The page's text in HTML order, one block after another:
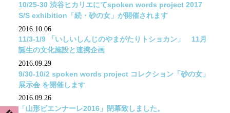
10/25-30 渋谷ヒカリエにてspoken words project 2017
S/S exhibition「続・砂の女」が開催されます
2016.10.06
11/3-1/9 「いしいしんじのやまがたりトショカン」 11月
誕生の文化施設と連携企画
2016.09.29
9/30-10/2 spoken words project コレクション「砂の女」
展示会 を開催します
2016.09.26
「山形ビエンナーレ2016」閉幕致しました。